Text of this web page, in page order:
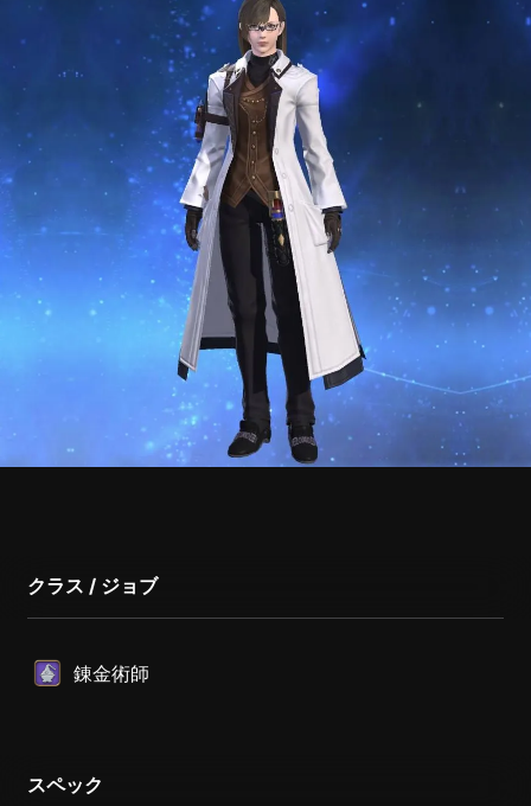
クラス / ジョブ
錬金術師
スペック